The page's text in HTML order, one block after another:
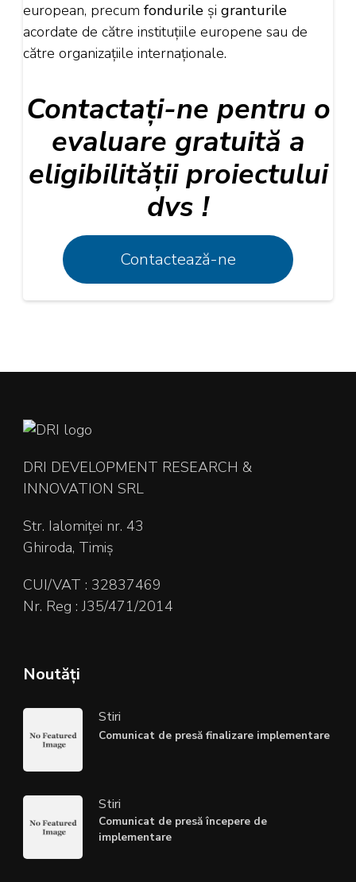
european, precum fondurile și granturile
acordate de către instituțiile europene sau de
către organizațiile internaționale.
Contactați-ne pentru o
evaluare gratuită a
eligibilității proiectului
dvs !
Contactează-ne
DRI DEVELOPMENT RESEARCH &
INNOVATION SRL
Str. Ialomiței nr. 43
Ghiroda, Timiș
CUI/VAT : 32837469
Nr. Reg : J35/471/2014
Noutăți
Stiri
Comunicat de presă finalizare implementare
Stiri
Comunicat de presă începere de
implementare